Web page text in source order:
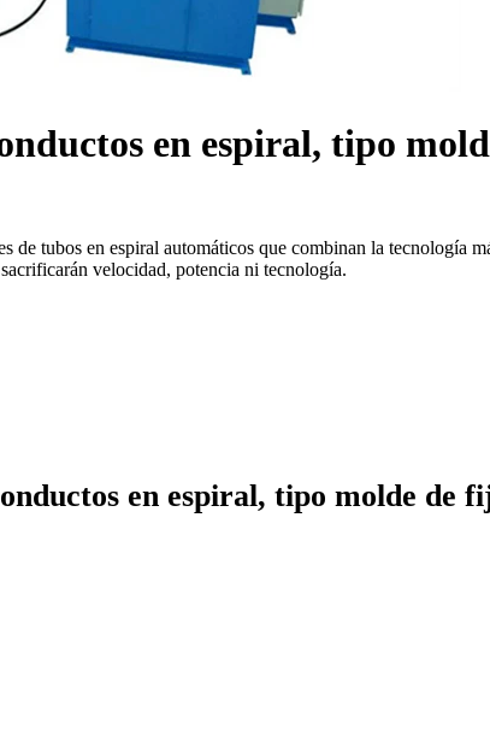
en espiral, tipo
tubos en espiral automáticos que combinan la tecnología
velocidad, potencia ni tecnología.
en espiral, tipo molde de